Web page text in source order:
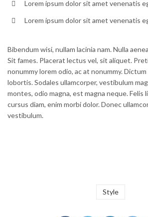
Lorem ipsum dolor sit amet venenatis
Lorem ipsum dolor sit amet venenatis
Bibendum wisi, nullam lacinia nam. Nulla
Sit fames. Placerat lectus vel, sit aliquet.
nonummy lorem odio, ac at nonummy. Dictum
lobortis. Sodales ullamcorper, vestibulum
montes, odio magna, est magna neque. Felis
cursus diam, enim morbi dolor. Donec
vestibulum.
Style